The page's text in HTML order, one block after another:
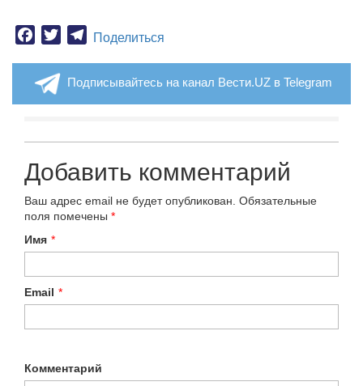
Facebook
TwitterTelegram
Поделиться
Подписывайтесь на канал Вести.UZ в Telegram
Добавить комментарий
Ваш адрес email не будет опубликован. Обязательные
поля помечены *
Имя *
Email *
Комментарий